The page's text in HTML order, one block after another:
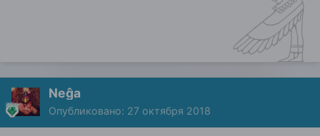
Neĝa
Опубликовано: 27 октября 2018